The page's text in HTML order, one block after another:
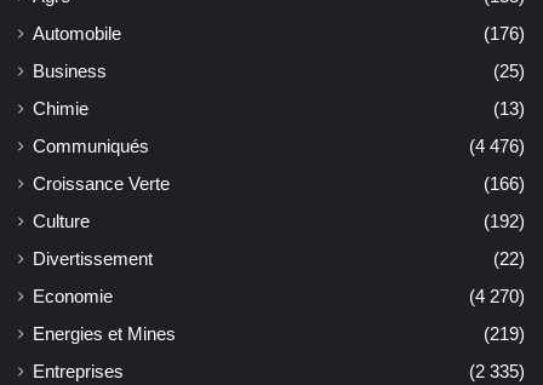
Automobile
(176)
Business
(25)
Chimie
(13)
Communiqués
(4 476)
Croissance Verte
(166)
Culture
(192)
Divertissement
(22)
Economie
(4 270)
Energies et Mines
(219)
Entreprises
(2 335)